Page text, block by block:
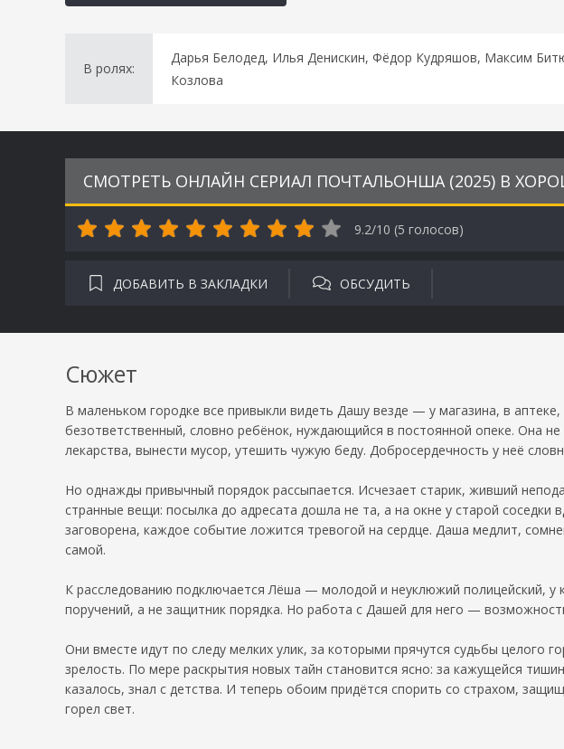
В ролях:
Дарья Белодед, Илья Денискин, Фёдор Кудряшов, Максим
Козлова
СМОТРЕТЬ ОНЛАЙН СЕРИАЛ ПОЧТАЛЬОНША (2025) В
9.2/10 (5 голосов)
ДОБАВИТЬ В ЗАКЛАДКИ ОБСУДИТЬ
Сюжет
В маленьком городке все привыкли видеть Дашу везде — у магазина, в
безответственный, словно ребёнок, нуждающийся в постоянной опеке. Она
лекарства, вынести мусор, утешить чужую беду. Добросердечность у неё
Но однажды привычный порядок рассыпается. Исчезает старик, живший
странные вещи: посылка до адресата дошла не та, а на окне у старой
заговорена, каждое событие ложится тревогой на сердце. Даша медлит,
самой.
К расследованию подключается Лёша — молодой и неуклюжий полицейский,
поручений, а не защитник порядка. Но работа с Дашей для него —
Они вместе идут по следу мелких улик, за которыми прячутся судьбы целого
зрелость. По мере раскрытия новых тайн становится ясно: за кажущейся
казалось, знал с детства. И теперь обоим придётся спорить со страхом,
горел свет.